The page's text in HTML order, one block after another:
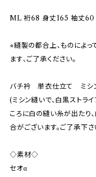
ML 裄68 身丈165 袖丈60
⭐︎縫製の都合上、ものによ
ます、ご了承ください。
バチ衿 単衣仕立て ミシ
(ミシン縫いで、白黒ストラ
ころに白の縫い糸が出たり
合がございます。ご了承下さ
◇素材◇
セオα